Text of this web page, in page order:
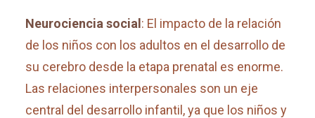
Neurociencia social : El impacto de la relación
de los niños con los adultos en el desarrollo de
su cerebro desde la etapa prenatal es enorme.
Las relaciones interpersonales son un eje
central del desarrollo infantil, ya que los niños y